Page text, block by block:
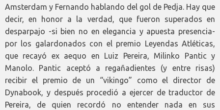
Amsterdam y Fernando hablando del gol de Pedja. Hay que
decir, en honor a la verdad, que fueron superados en
desparpajo -si bien no en elegancia y apuesta presencia-
por los galardonados con el premio Leyendas Atléticas,
que recayó ex aequo en Luiz Pereira, Milinko Pantic y
Manolo. Pantic aceptó a regañadientes (y entre risas)
recibir el premio de un “vikingo” como el director de
Dynabook, y después procedió a ejercer de traductor de
Pereira, de quien recordó no entender nada en sus